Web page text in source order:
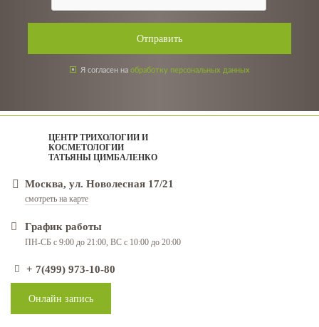
Отправить
Я согласен на обработку персональных данных
ЦЕНТР ТРИХОЛОГИИ И
КОСМЕТОЛОГИИ
ТАТЬЯНЫ ЦИМБАЛЕНКО
Москва, ул. Новолесная 17/21
смотреть на карте
График работы
ПН-СБ с 9:00 до 21:00, ВС с 10:00 до 20:00
+ 7(499) 973-10-80
Онлайн запись